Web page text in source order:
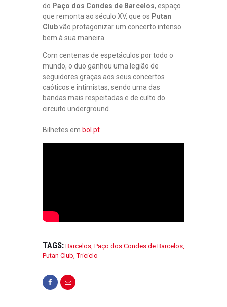
do Paço dos Condes de Barcelos, espaço
que remonta ao século XV, que os Putan
Clubvão protagonizar um concerto intenso
bem à sua maneira.
Com centenas de espetáculos por todo o
mundo, o duo ganhou uma legião de
seguidores graças aos seus concertos
caóticos e intimistas, sendo uma das
bandas mais respeitadas e de culto do
circuito underground.
Bilhetes em bol.pt
TAGS: Barcelos, Paço dos Condes de Barcelos,
Putan Club,Triciclo